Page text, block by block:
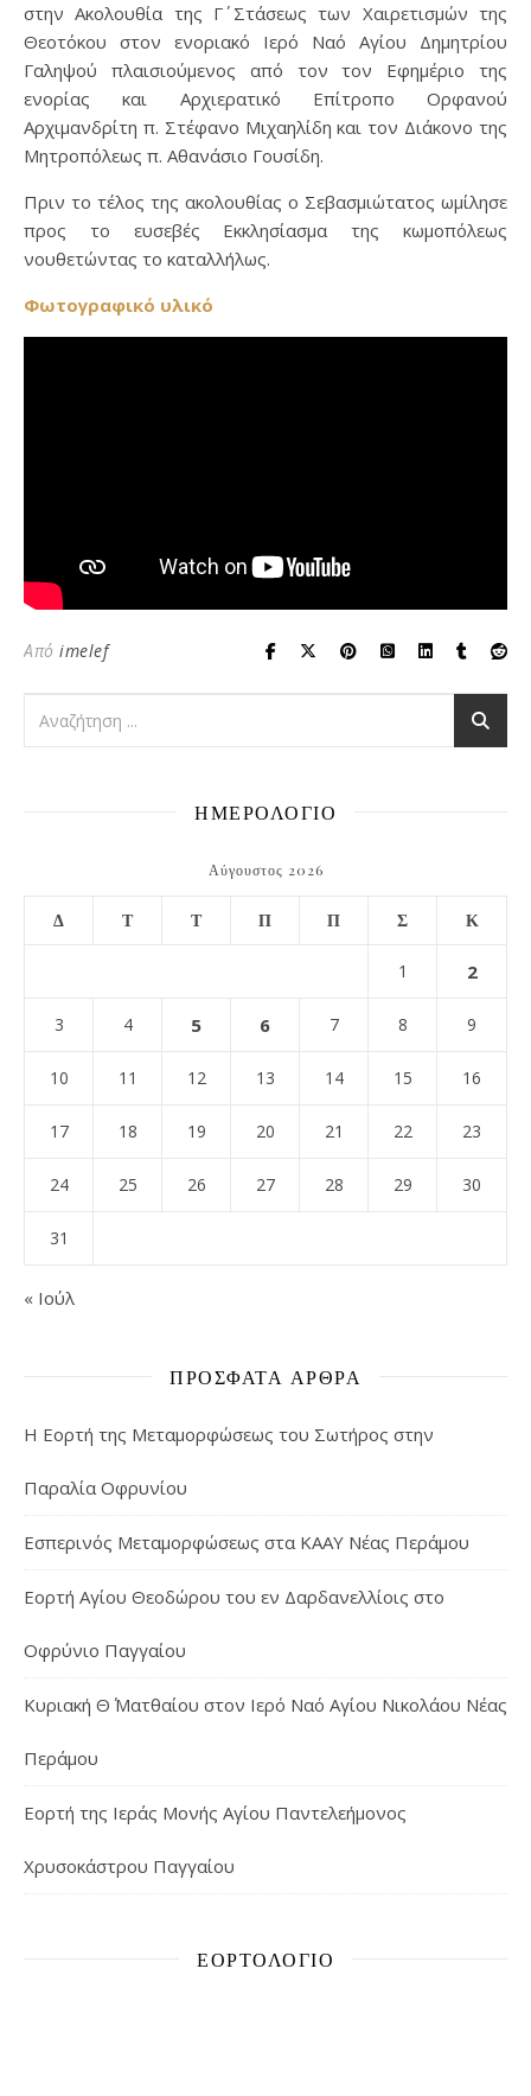
στην Ακολουθία της Γ΄ Στάσεως των Χαιρετισμών της
Θεοτόκου στον ενοριακό Ιερό Ναό Αγίου Δημητρίου
Γαληψού πλαισιούμενος από τον τον Εφημέριο της
ενορίας και Αρχιερατικό Επίτροπο Ορφανού
Αρχιμανδρίτη π. Στέφανο Μιχαηλίδη και τον Διάκονο της
Μητροπόλεως π. Αθανάσιο Γουσίδη.
Πριν το τέλος της ακολουθίας ο Σεβασμιώτατος ωμίλησε
προς το ευσεβές Εκκλησίασμα της κωμοπόλεως
νουθετώντας το καταλλήλως.
Φωτογραφικό υλικό
Από imelef
ΗΜΕΡΟΛΟΓΙΟ
Αύγουστος 2026
Δ Τ Τ Π Π Σ Κ
1 2
3 4 5 6 7 8 9
10 11 12 13 14 15 16
17 18 19 20 21 22 23
24 25 26 27 28 29 30
31
« Ιούλ
ΠΡΌΣΦΑΤΑ ΆΡΘΡΑ
Η Εορτή της Μεταμορφώσεως του Σωτήρος στην
Παραλία Οφρυνίου
Εσπερινός Μεταμορφώσεως στα ΚΑΑΥ Νέας Περάμου
Εορτή Αγίου Θεοδώρου του εν Δαρδανελλίοις στο
Οφρύνιο Παγγαίου
Κυριακή Θ΄ Ματθαίου στον Ιερό Ναό Αγίου Νικολάου Νέας
Περάμου
Εορτή της Ιεράς Μονής Αγίου Παντελεήμονος
Χρυσοκάστρου Παγγαίου
ΕΟΡΤΟΛΌΓΙΟ